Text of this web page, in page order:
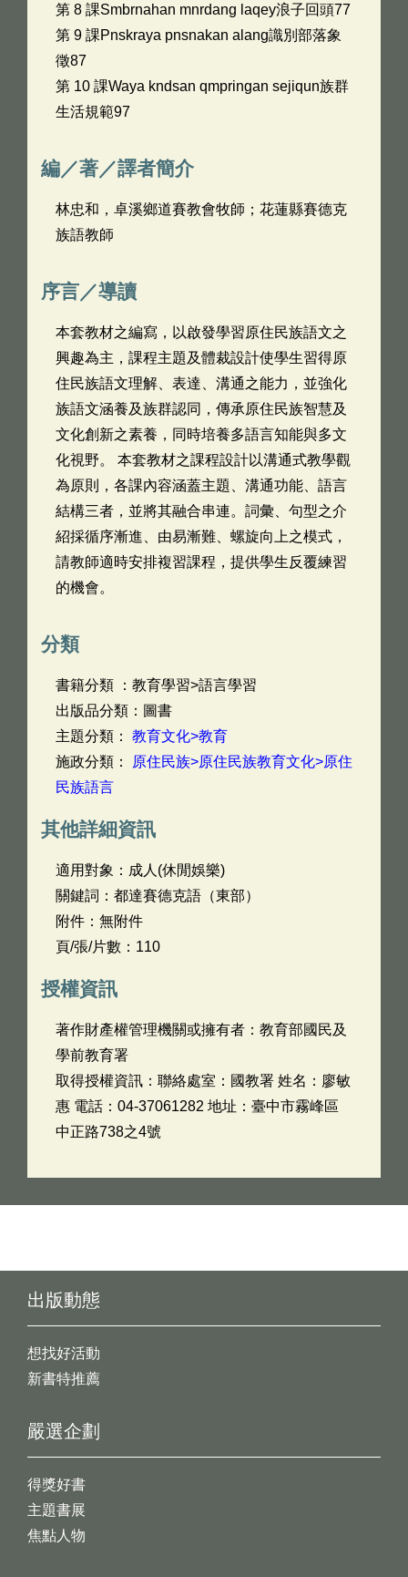
第 8 課Smbrnahan mnrdang laqey浪子回頭77
第 9 課Pnskraya pnsnakan alang識別部落象
徵87
第 10 課Waya kndsan qmpringan sejiqun族群
生活規範97
編／著／譯者簡介
林忠和，卓溪鄉道賽教會牧師；花蓮縣賽德克
族語教師
序言／導讀
本套教材之編寫，以啟發學習原住民族語文之
興趣為主，課程主題及體裁設計使學生習得原
住民族語文理解、表達、溝通之能力，並強化
族語文涵養及族群認同，傳承原住民族智慧及
文化創新之素養，同時培養多語言知能與多文
化視野。 本套教材之課程設計以溝通式教學觀
為原則，各課內容涵蓋主題、溝通功能、語言
結構三者，並將其融合串連。詞彙、句型之介
紹採循序漸進、由易漸難、螺旋向上之模式，
請教師適時安排複習課程，提供學生反覆練習
的機會。
分類
書籍分類 ：教育學習>語言學習
出版品分類：圖書
主題分類： 教育文化>教育
施政分類：
原住民族>原住民族教育文化>原住
民族語言
其他詳細資訊
適用對象：成人(休閒娛樂)
關鍵詞：都達賽德克語（東部）
附件：無附件
頁/張/片數：110
授權資訊
著作財產權管理機關或擁有者：教育部國民及
學前教育署
取得授權資訊：聯絡處室：國教署 姓名：廖敏
惠 電話：04-37061282 地址：臺中市霧峰區
中正路738之4號
出版動態
想找好活動
新書特推薦
嚴選企劃
得獎好書
主題書展
焦點人物